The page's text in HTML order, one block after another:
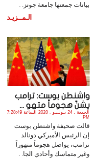
بيانات جمعتها جامعة جونز. .
الـمــزيـد
واشنطن بوست: ترامب
يشنّ هجوماً متهو ...
الجمعة , 24 يـولـيـو , 2020 الساعة 7:28:49
PM
قالت صحيفة واشنطن بوست
إن الرئيس الأميركي دونالد
ترامب، يواصل هجوماً متهوراً
وغير متماسك وأحادي الجا. .